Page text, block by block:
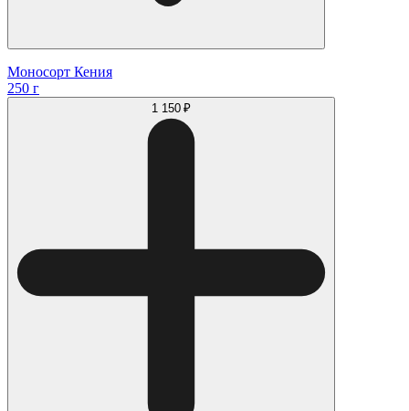
Моносорт Кения
250 г
1 150 ₽